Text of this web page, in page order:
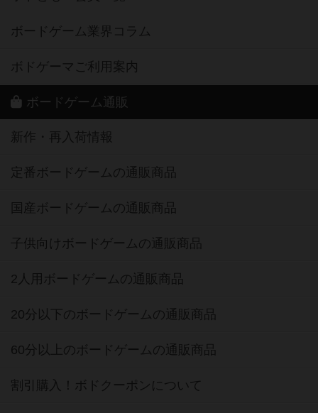
ボードゲーム業界コラム
ボドゲーマご利用案内
ボードゲーム通販
新作・再入荷情報
定番ボードゲームの通販商品
国産ボードゲームの通販商品
子供向けボードゲームの通販商品
2人用ボードゲームの通販商品
20分以下のボードゲームの通販商品
60分以上のボードゲームの通販商品
割引購入！ボドクーポンについて